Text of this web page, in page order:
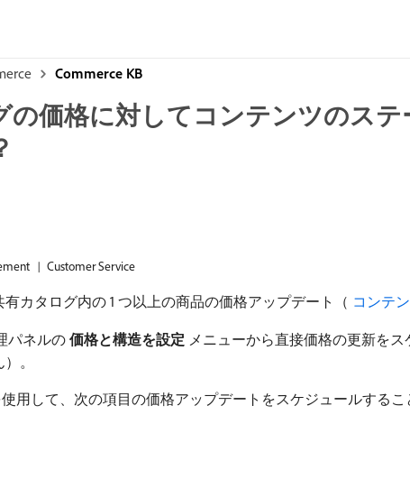
Commerce KB
の価格に対してコンテンツのス
Customer Service
有カタログ内の 1 つ以上の商品の価格アップデート（ コンテ
パネルの 価格と構造を設定 メニューから直接価格の更新を
。
用して、次の項目の価格アップデートをスケジュールするこ